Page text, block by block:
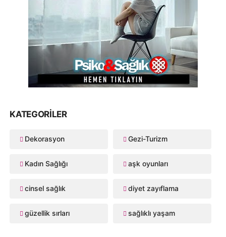
KATEGORILER
Dekorasyon Gezi-Turizm
Kadın Sağlığı aşk oyunları
cinsel sağlık diyet zayıflama
güzellik sırları sağlıklı yaşam